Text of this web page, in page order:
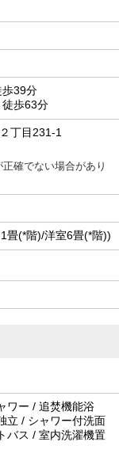
歩39分
徒歩63分
丁目231-1
正確でない場合があり
畳(*階)/洋室6畳(*階))
ワー / 追焚機能浴
立 / シャワー付洗面
バス / 室内洗濯機置